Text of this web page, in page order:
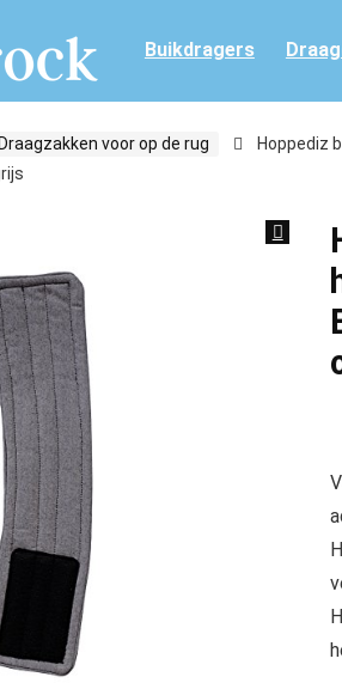
Buikdragers
Draagzakken voor op de rug
Hoppediz